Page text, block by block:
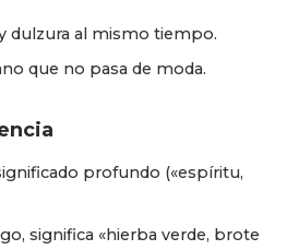
dulzura al mismo tiempo.
que no pasa de moda.
profundo («espíritu,
significa «hierba verde, brote